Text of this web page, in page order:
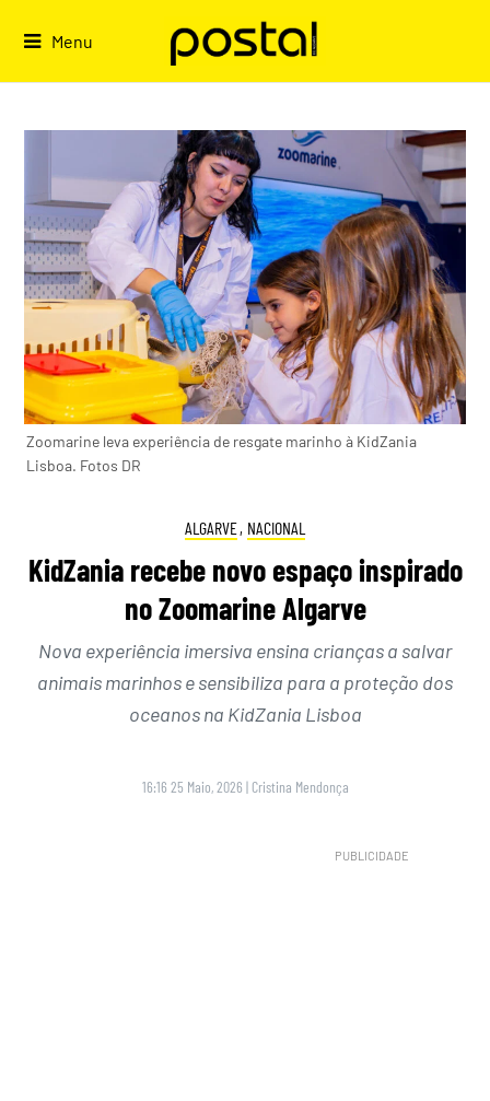
Menu
Zoomarine leva experiência de resgate marinho à KidZania
Lisboa. Fotos DR
ALGARVE, NACIONAL
KidZania recebe novo espaço inspirado
no Zoomarine Algarve
Nova experiência imersiva ensina crianças a salvar
animais marinhos e sensibiliza para a proteção dos
oceanos na KidZania Lisboa
16:16 25 Maio, 2026 | Cristina Mendonça